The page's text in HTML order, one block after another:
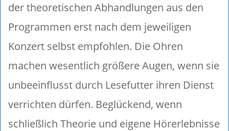
der theoretischen Abhandlungen aus den
Programmen erst nach dem jeweiligen
Konzert selbst empfohlen. Die Ohren
machen wesentlich größere Augen, wenn sie
unbeeinflusst durch Lesefutter ihren Dienst
verrichten dürfen. Beglückend, wenn
schließlich Theorie und eigene Hörerlebnisse